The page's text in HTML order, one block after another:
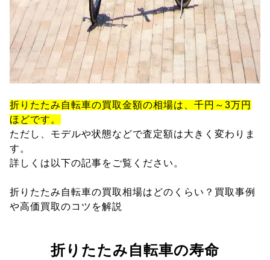
折りたたみ自転車の買取金額の相場は、千円～3万円
ほどです。
ただし、モデルや状態などで査定額は大きく変わりま
す。
詳しくは以下の記事をご覧ください。
折りたたみ自転車の買取相場はどのくらい？買取事例
や高価買取のコツを解説
折りたたみ自転車の寿命